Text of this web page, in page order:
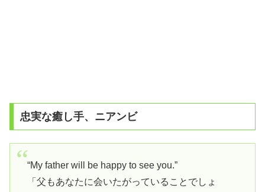
忠実な癒し手、ニアンビ
“My father will be happy to see you.”
「父もあなたに会いたがっていることでしょ